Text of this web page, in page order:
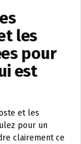
les
pour
est
et les
pour un
clairement ce